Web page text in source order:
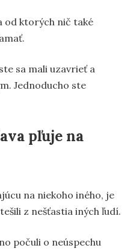
od ktorých nič také
sa mali uzavrieť a
Jednoducho ste
pľuje na
na niekoho iného, ​​je
z nešťastia iných ľudí.
počuli o neúspechu